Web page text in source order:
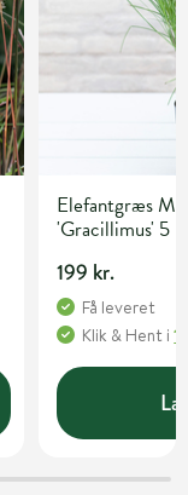
Elefantgræs
'Gracillimus' 5
199 kr.
Få leveret
Klik & Hent i